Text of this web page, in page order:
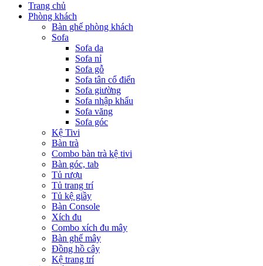
Trang chủ
Phòng khách
Bàn ghế phòng khách
Sofa
Sofa da
Sofa nỉ
Sofa gỗ
Sofa tân cổ điển
Sofa giường
Sofa nhập khẩu
Sofa văng
Sofa góc
Kệ Tivi
Bàn trà
Combo bàn trà kệ tivi
Bàn góc, tab
Tủ rượu
Tủ trang trí
Tủ kệ giầy
Bàn Console
Xích đu
Combo xích đu mây
Bàn ghế mây
Đồng hồ cây
Kệ trang trí